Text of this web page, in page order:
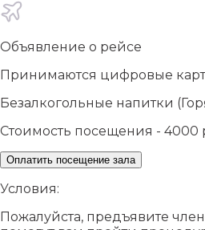
Объявление о рейсе
Принимаются цифровые
Безалкогольные напитки
Стоимость посещения - 4000
Оплатить посещение зала
Условия:
Пожалуйста, предъявите